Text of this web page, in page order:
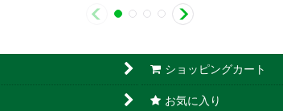
ショッピングカート
お気に入り